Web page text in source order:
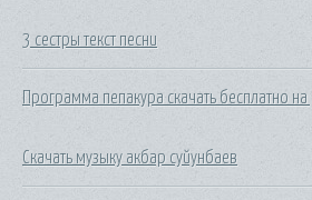
3 сестры текст песни
Программа пепакура скачать бесплатно на
Скачать музыку акбар суйунбаев